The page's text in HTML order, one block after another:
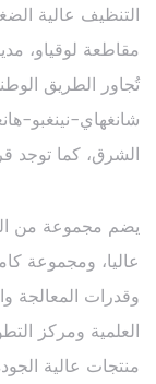
التنظيف عالية
مقاطعة لوقياو،
شانغهاي-نينغبو-
الشرق، كما توجد
يضم مجموعة من
عاليا، ومجموعة
وقدرات المعالجة
العلمية ومركز
منتجات عالية